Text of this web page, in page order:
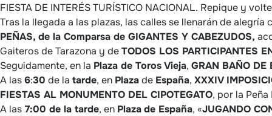
FIESTA DE INTERÉS TURÍSTICO NACIONAL. Repique y
Tras la llegada a las plazas, las calles se llenarán de alegría
PEÑAS, de la Comparsa de GIGANTES Y CABEZUDOS,
Gaiteros de Tarazona y deTODOS LOS PARTICIPANTES
Seguidamente, en la Plaza de Toros Vieja, GRAN BAÑO DE
A las6:30 de la tarde, en Plazade España, XXXIV
FIESTAS AL MONUMENTO DEL CIPOTEGATO, por la
A las 7:00 de la tarde, en Plazade España, «JUGANDO